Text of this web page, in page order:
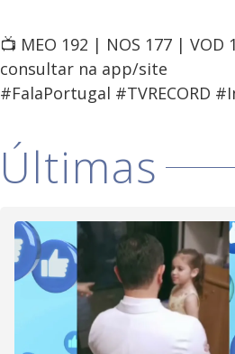
📺 MEO 192 | NOS 177 |
consultar na app/site
#FalaPortugal #TVRECORD
Últimas